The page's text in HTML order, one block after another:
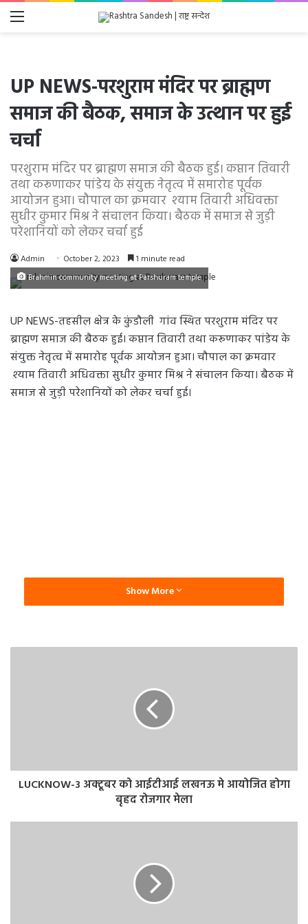
Menu
UP NEWS-परशुराम मंदिर पर ब्राह्मण
समाज की बैठक, समाज के उत्थान पर हुई
चर्चा
परशुराम मंदिर पर ब्राह्मण समाज की बैठक हुई। कप्तान तिवारी
तथा करूणाकर पांडेय के संयुक्त नेतृत्व में समारोह पूर्वक
आयोजन हुआ। चौपाल का क्रमवार श्याम तिवारी अधिवक्ता
सुधीर कुमार मिश्र ने संचालन किया। बैठक में समाज से जुड़ी
परेशानियों को लेकर चर्चा हुई
Admin October 2, 2023 1 minute read
Brahmin community meeting at Parshuram temple
UP NEWS-तहसील क्षेत्र के कुंडौली गांव स्थित परशुराम मंदिर पर
ब्राह्मण समाज की बैठक हुई। कप्तान तिवारी तथा करूणाकर पांडेय के
संयुक्त नेतृत्व में समारोह पूर्वक आयोजन हुआ। चौपाल का क्रमवार
श्याम तिवारी अधिवक्ता सुधीर कुमार मिश्र ने संचालन किया। बैठक में
समाज से जुड़ी परेशानियों को लेकर चर्चा हुई।
का रूप देने का काम करना होगा। समाज के गरीबों के उत्थान तथा हो
रहे शोषण के विरूद्ध आवाज उठाकर न्याय दिलाना होगा।
बसपा सुप्रीमो मायावती ने एनडीए और इंडिया गठबंधन से
दूरी छोटे दलों की राह आसान कर दी है। मध्य प्रदेश
छोटे दलों के साथ यदि बसपा का गठबंधन होता है, तो हैरत
#BSP
pic.twitter.com/uGGplry2Pm
Show More
LUCKNOW-3 अक्टूबर को आईटीआई लखनऊ मे आयोजित होगा
बृहद रोजगार मेला